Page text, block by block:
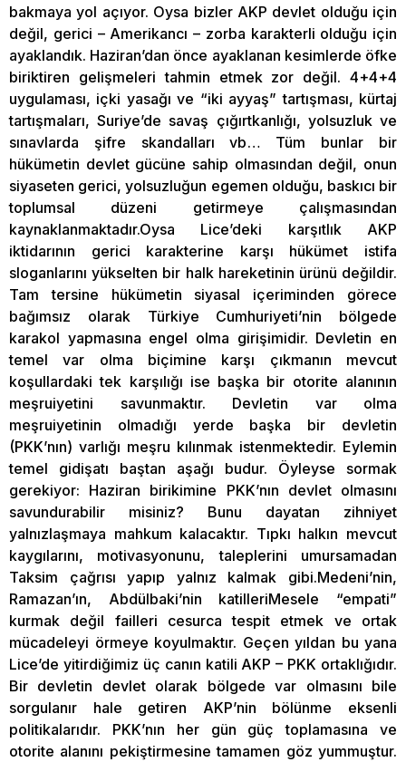
bakmaya yol açıyor. Oysa bizler AKP devlet olduğu için
değil, gerici – Amerikancı – zorba karakterli olduğu için
ayaklandık. Haziran’dan önce ayaklanan kesimlerde öfke
biriktiren gelişmeleri tahmin etmek zor değil. 4+4+4
uygulaması, içki yasağı ve “iki ayyaş” tartışması, kürtaj
tartışmaları, Suriye’de savaş çığırtkanlığı, yolsuzluk ve
sınavlarda şifre skandalları vb… Tüm bunlar bir
hükümetin devlet gücüne sahip olmasından değil, onun
siyaseten gerici, yolsuzluğun egemen olduğu, baskıcı bir
toplumsal düzeni getirmeye çalışmasından
kaynaklanmaktadır.Oysa Lice’deki karşıtlık AKP
iktidarının gerici karakterine karşı hükümet istifa
sloganlarını yükselten bir halk hareketinin ürünü değildir.
Tam tersine hükümetin siyasal içeriminden görece
bağımsız olarak Türkiye Cumhuriyeti’nin bölgede
karakol yapmasına engel olma girişimidir. Devletin en
temel var olma biçimine karşı çıkmanın mevcut
koşullardaki tek karşılığı ise başka bir otorite alanının
meşruiyetini savunmaktır. Devletin var olma
meşruiyetinin olmadığı yerde başka bir devletin
(PKK’nın) varlığı meşru kılınmak istenmektedir. Eylemin
temel gidişatı baştan aşağı budur. Öyleyse sormak
gerekiyor: Haziran birikimine PKK’nın devlet olmasını
savundurabilir misiniz? Bunu dayatan zihniyet
yalnızlaşmaya mahkum kalacaktır. Tıpkı halkın mevcut
kaygılarını, motivasyonunu, taleplerini umursamadan
Taksim çağrısı yapıp yalnız kalmak gibi.Medeni’nin,
Ramazan’ın, Abdülbaki’nin katilleriMesele “empati”
kurmak değil failleri cesurca tespit etmek ve ortak
mücadeleyi örmeye koyulmaktır. Geçen yıldan bu yana
Lice’de yitirdiğimiz üç canın katili AKP – PKK ortaklığıdır.
Bir devletin devlet olarak bölgede var olmasını bile
sorgulanır hale getiren AKP’nin bölünme eksenli
politikalarıdır. PKK’nın her gün güç toplamasına ve
otorite alanını pekiştirmesine tamamen göz yummuştur.